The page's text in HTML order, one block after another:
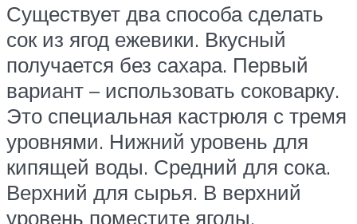
Существует два способа сделать
сок из ягод ежевики. Вкусный
получается без сахара. Первый
вариант – использовать соковарку.
Это специальная кастрюля с тремя
уровнями. Нижний уровень для
кипящей воды. Средний для сока.
Верхний для сырья. В верхний
уровень поместите ягоды,